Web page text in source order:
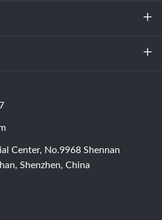
Center, No.9968 Shennan
Shenzhen, China